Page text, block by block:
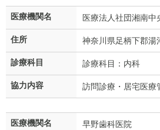
医療機関名 医療法人社団湘南中
住所 神奈川県足柄下郡湯
診療科目 診療科目：内科
協力内容 訪問診療・居宅医療
医療機関名 早野歯科医院